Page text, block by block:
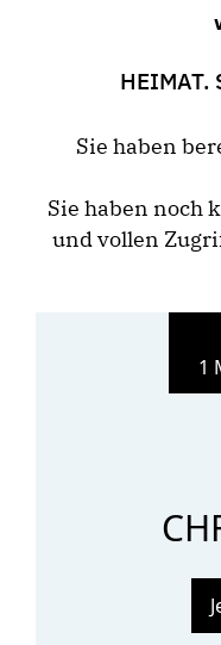
HEIMAT.
Sie haben
Sie haben noch
und vollen
1